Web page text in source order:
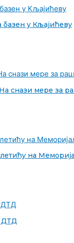
базен у Кљајићеву
снази мере за
на
ДТД